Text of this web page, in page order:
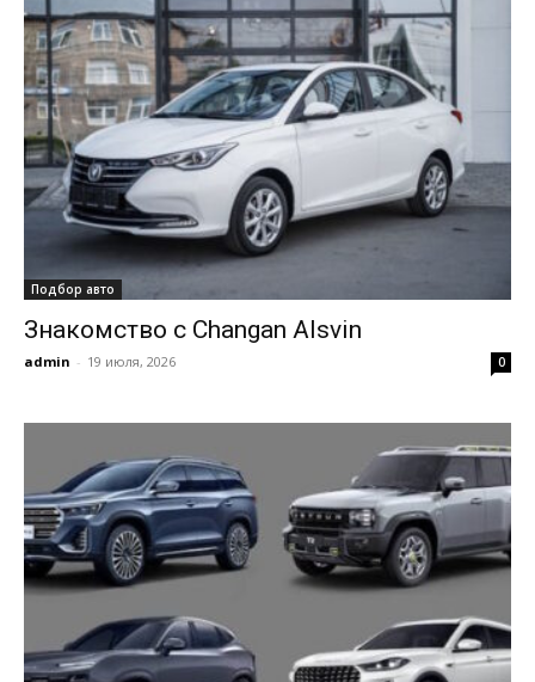
Подбор авто
Знакомство с Changan Alsvin
admin - 19 июля, 2026 0